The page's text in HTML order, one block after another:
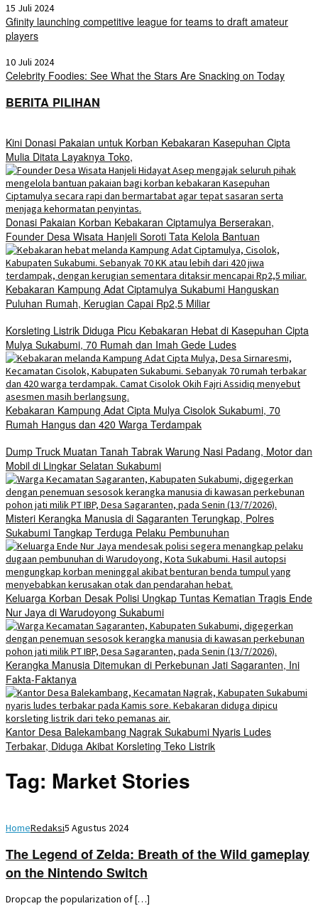
15 Juli 2024
Gfinity launching competitive league for teams to draft amateur
players
10 Juli 2024
Celebrity Foodies: See What the Stars Are Snacking on Today
BERITA PILIHAN
Kini Donasi Pakaian untuk Korban Kebakaran Kasepuhan Cipta
Mulia Ditata Layaknya Toko,
Donasi Pakaian Korban Kebakaran Ciptamulya Berserakan,
Founder Desa Wisata Hanjeli Soroti Tata Kelola Bantuan
Kebakaran Kampung Adat Ciptamulya Sukabumi Hanguskan
Puluhan Rumah, Kerugian Capai Rp2,5 Miliar
Korsleting Listrik Diduga Picu Kebakaran Hebat di Kasepuhan Cipta
Mulya Sukabumi, 70 Rumah dan Imah Gede Ludes
Kebakaran Kampung Adat Cipta Mulya Cisolok Sukabumi, 70
Rumah Hangus dan 420 Warga Terdampak
Dump Truck Muatan Tanah Tabrak Warung Nasi Padang, Motor dan
Mobil di Lingkar Selatan Sukabumi
Misteri Kerangka Manusia di Sagaranten Terungkap, Polres
Sukabumi Tangkap Terduga Pelaku Pembunuhan
Keluarga Korban Desak Polisi Ungkap Tuntas Kematian Tragis Ende
Nur Jaya di Warudoyong Sukabumi
Kerangka Manusia Ditemukan di Perkebunan Jati Sagaranten, Ini
Fakta-Faktanya
Kantor Desa Balekambang Nagrak Sukabumi Nyaris Ludes
Terbakar, Diduga Akibat Korsleting Teko Listrik
Tag: Market Stories
HomeRedaksi5 Agustus 2024
The Legend of Zelda: Breath of the Wild gameplay
on the Nintendo Switch
Dropcap the popularization of […]